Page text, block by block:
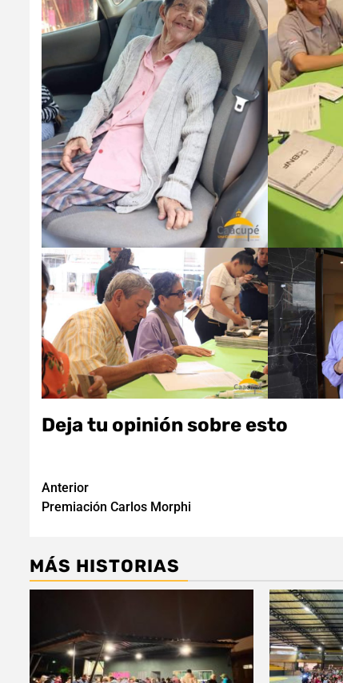
Deja tu opinión sobre esto
Navegación
de
Anterior
Premiación Carlos Morphi
MÁS HISTORIAS